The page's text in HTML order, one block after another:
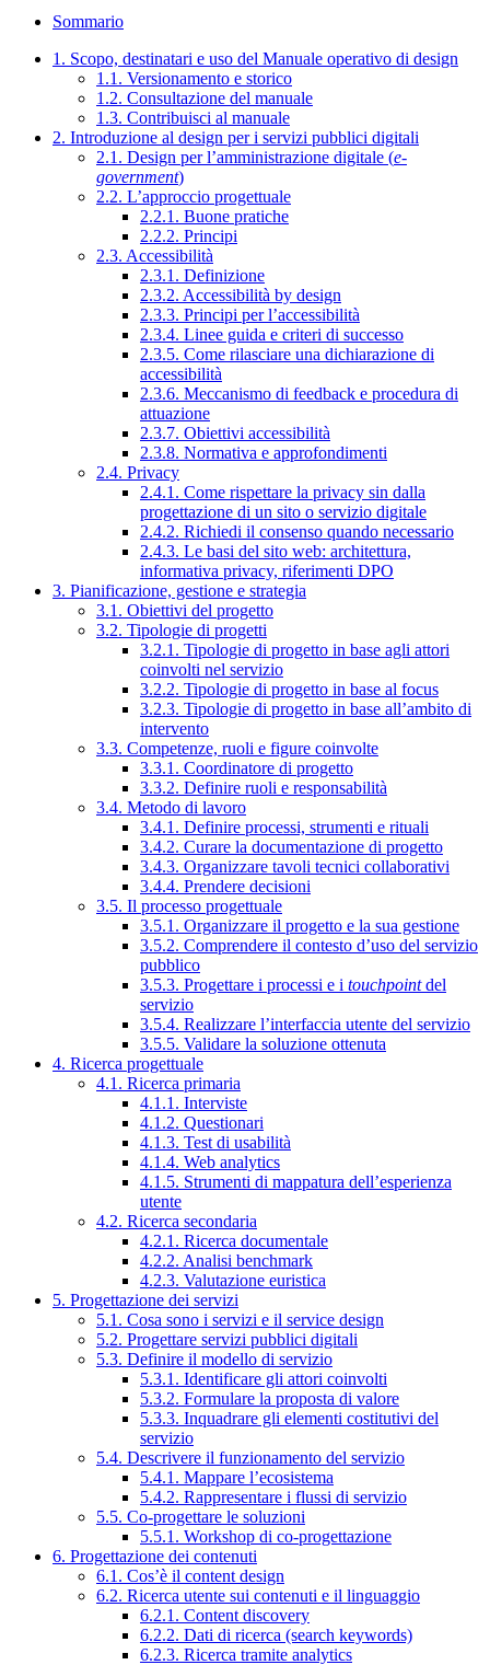
Sommario
1. Scopo, destinatari e uso del Manuale operativo di design
1.1. Versionamento e storico
1.2. Consultazione del manuale
1.3. Contribuisci al manuale
2. Introduzione al design per i servizi pubblici digitali
2.1. Design per l’amministrazione digitale (e-
government)
2.2. L’approccio progettuale
2.2.1. Buone pratiche
2.2.2. Principi
2.3. Accessibilità
2.3.1. Definizione
2.3.2. Accessibilità by design
2.3.3. Principi per l’accessibilità
2.3.4. Linee guida e criteri di successo
2.3.5. Come rilasciare una dichiarazione di
accessibilità
2.3.6. Meccanismo di feedback e procedura di
attuazione
2.3.7. Obiettivi accessibilità
2.3.8. Normativa e approfondimenti
2.4. Privacy
2.4.1. Come rispettare la privacy sin dalla
progettazione di un sito o servizio digitale
2.4.2. Richiedi il consenso quando necessario
2.4.3. Le basi del sito web: architettura,
informativa privacy, riferimenti DPO
3. Pianificazione, gestione e strategia
3.1. Obiettivi del progetto
3.2. Tipologie di progetti
3.2.1. Tipologie di progetto in base agli attori
coinvolti nel servizio
3.2.2. Tipologie di progetto in base al focus
3.2.3. Tipologie di progetto in base all’ambito di
intervento
3.3. Competenze, ruoli e figure coinvolte
3.3.1. Coordinatore di progetto
3.3.2. Definire ruoli e responsabilità
3.4. Metodo di lavoro
3.4.1. Definire processi, strumenti e rituali
3.4.2. Curare la documentazione di progetto
3.4.3. Organizzare tavoli tecnici collaborativi
3.4.4. Prendere decisioni
3.5. Il processo progettuale
3.5.1. Organizzare il progetto e la sua gestione
3.5.2. Comprendere il contesto d’uso del servizio
pubblico
3.5.3. Progettare i processi e i touchpointdel
servizio
3.5.4. Realizzare l’interfaccia utente del servizio
3.5.5. Validare la soluzione ottenuta
4. Ricerca progettuale
4.1. Ricerca primaria
4.1.1. Interviste
4.1.2. Questionari
4.1.3. Test di usabilità
4.1.4. Web analytics
4.1.5. Strumenti di mappatura dell’esperienza
utente
4.2. Ricerca secondaria
4.2.1. Ricerca documentale
4.2.2. Analisi benchmark
4.2.3. Valutazione euristica
5. Progettazione dei servizi
5.1. Cosa sono i servizi e il service design
5.2. Progettare servizi pubblici digitali
5.3. Definire il modello di servizio
5.3.1. Identificare gli attori coinvolti
5.3.2. Formulare la proposta di valore
5.3.3. Inquadrare gli elementi costitutivi del
servizio
5.4. Descrivere il funzionamento del servizio
5.4.1. Mappare l’ecosistema
5.4.2. Rappresentare i flussi di servizio
5.5. Co-progettare le soluzioni
5.5.1. Workshop di co-progettazione
6. Progettazione dei contenuti
6.1. Cos’è il content design
6.2. Ricerca utente sui contenuti e il linguaggio
6.2.1. Content discovery
6.2.2. Dati di ricerca (search keywords)
6.2.3. Ricerca tramite analytics